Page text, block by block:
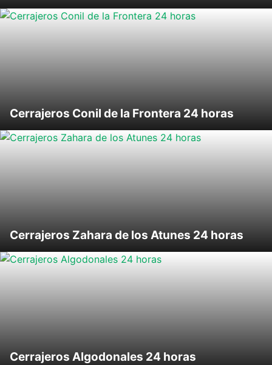
Cerrajeros Conil de la Frontera 24 horas
Cerrajeros Zahara de los Atunes 24 horas
Cerrajeros Algodonales 24 horas